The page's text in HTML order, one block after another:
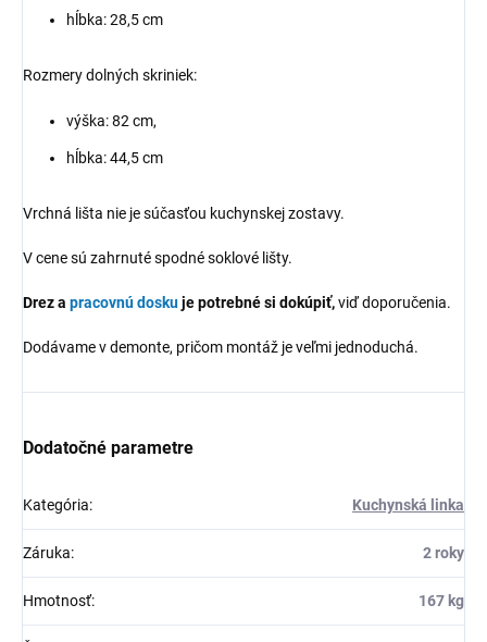
hĺbka: 28,5 cm
Rozmery dolných skriniek:
výška: 82 cm,
hĺbka: 44,5 cm
Vrchná lišta nie je súčasťou kuchynskej zostavy.
V cene sú zahrnuté spodné soklové lišty.
Drez a pracovnú doskuje potrebné si dokúpiť,viď doporučenia.
Dodávame v demonte, pričom montáž je veľmi jednoduchá.
Dodatočné parametre
Kategória: Kuchynská linka
Záruka: 2 roky
Hmotnosť: 167 kg